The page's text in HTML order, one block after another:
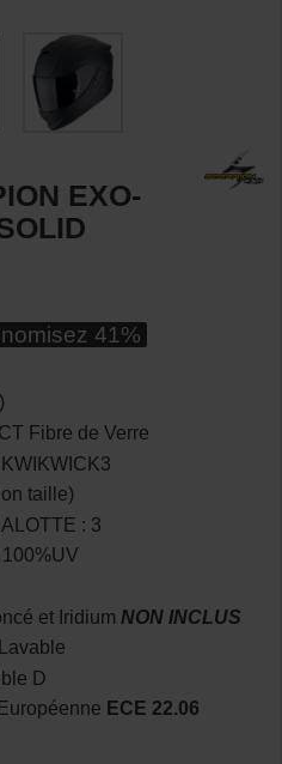
EXO-
41%
Fibre de Verre
taille)
: 3
et Iridium NON INCLUS
D
ECE 22.06